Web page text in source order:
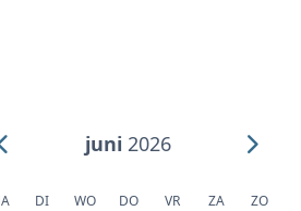
juni 2026
DI WO DO VR ZA ZO